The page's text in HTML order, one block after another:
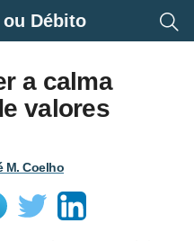
Débito
a calma
valores
M. Coelho